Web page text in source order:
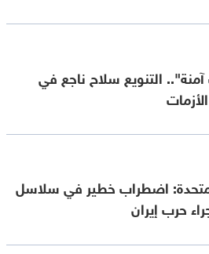
التنويع سلاح ناجع في
اضطراب خطير في سلاسل
حرب إيران